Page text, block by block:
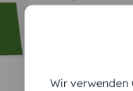
GEBURTSTAG
Wir verwenden